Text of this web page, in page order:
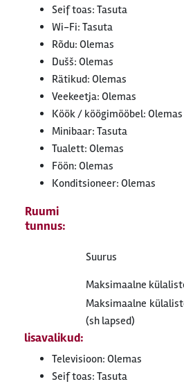
Seif toas: Tasuta
Wi-Fi: Tasuta
Rõdu: Olemas
Dušš: Olemas
Rätikud: Olemas
Veekeetja: Olemas
Köök / köögimööbel: Olemas
Minibaar: Tasuta
Tualett: Olemas
Föön: Olemas
Konditsioneer: Olemas
Suurus
Maksimaalne
Maksimaalne
(sh lapsed)
Ruumi
tunnus:
lisavalikud:
Televisioon: Olemas
Seif toas: Tasuta